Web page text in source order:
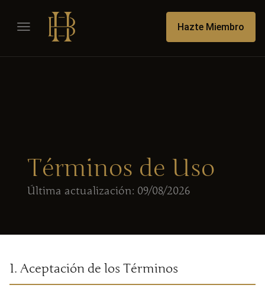
Hazte Miembro
Términos de Uso
Última actualización: 09/08/2026
1. Aceptación de los Términos